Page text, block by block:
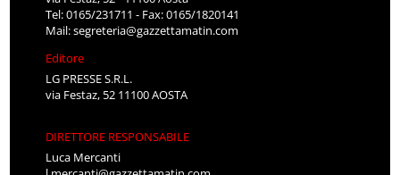
Tel: 0165/231711 - Fax: 0165/1820141
Mail:segreteria@gazzettamatin.com
Editore
LG PRESSE S.R.L.
via Festaz, 52 11100 AOSTA
DIRETTORE RESPONSABILE
Luca Mercanti